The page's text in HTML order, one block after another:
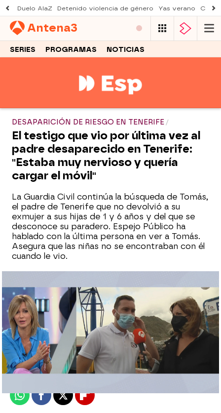
Duelo AlaZ Detenido violencia de género Yas verano
Antena3
SERIES PROGRAMAS NOTICIAS
DESAPARICIÓN DE RIESGO EN TENERIFE
El testigo que vio por última vez al
padre desaparecido en Tenerife:
"Estaba muy nervioso y quería
cargar el móvil"
La Guardia Civil continúa la búsqueda de Tomás,
el padre de Tenerife que no devolvió a su
exmujer a sus hijas de 1 y 6 años y del que se
desconoce su paradero. Espejo Público ha
hablado con la última persona en ver a Tomás.
Asegura que las niñas no se encontraban con él
cuando le vio.
Espejo Público
Publicado: 30 de abril de 2021, 11:17
WhatsappFacebook
X Flipboard